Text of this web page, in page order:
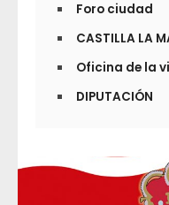
Foro ciudad
CASTILLA LA
Oficina de la
DIPUTACIÓN